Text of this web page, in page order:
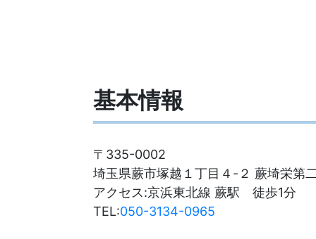
基本情報
〒335-0002
埼玉県蕨市塚越１丁目４-２ 蕨埼栄第
アクセス:京浜東北線 蕨駅 徒歩1分
TEL:050-3134-0965